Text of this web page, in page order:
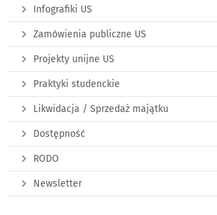
Infografiki US
Zamówienia publiczne US
Projekty unijne US
Praktyki studenckie
Likwidacja / Sprzedaż majątku
Dostępność
RODO
Newsletter